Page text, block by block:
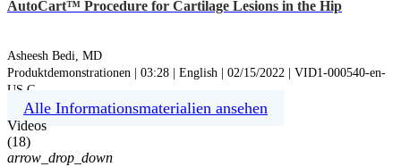
AutoCart™ Procedure for Cartilage Lesions in the Hip
Asheesh Bedi, MD
Produktdemonstrationen | 03:28 | English | 02/15/2022 | VID1-000540-en-
US C
Alle Informationsmaterialien ansehen
Videos
(18)
arrow_drop_down